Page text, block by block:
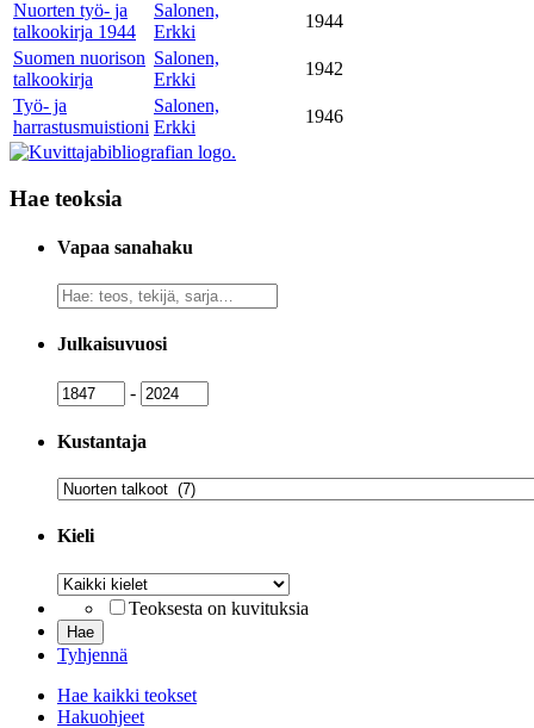
Nuorten työ- ja
talkookirja 1944
Salonen,
Erkki
1944
Suomen nuorison
talkookirja
Salonen,
Erkki
1942
Työ- ja
harrastusmuistioni
Salonen,
Erkki
1946
Hae teoksia
Vapaa sanahaku
Vapaa
sanahaku
Julkaisuvuosi
Julkaisuvuosi
- Julkaisuvuosi
Kustantaja
Kustantaja
Kieli
Kieli
Teoksesta on kuvituksia
Tyhjennä
Hae kaikki teokset
Hakuohjeet